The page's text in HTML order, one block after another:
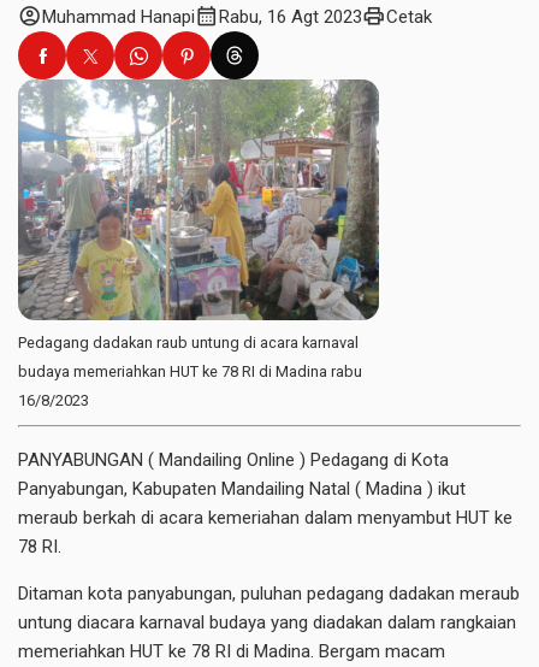
account_circleMuhammad Hanapicalendar_monthRabu, 16 Agt 2023printCetak
Pedagang dadakan raub untung di acara karnaval
budaya memeriahkan HUT ke 78 RI di Madina rabu
16/8/2023
PANYABUNGAN ( Mandailing Online ) Pedagang di Kota
Panyabungan, Kabupaten Mandailing Natal ( Madina ) ikut
meraub berkah di acara kemeriahan dalam menyambut HUT ke
78 RI.
Ditaman kota panyabungan, puluhan pedagang dadakan meraub
untung diacara karnaval budaya yang diadakan dalam rangkaian
memeriahkan HUT ke 78 RI di Madina. Bergam macam